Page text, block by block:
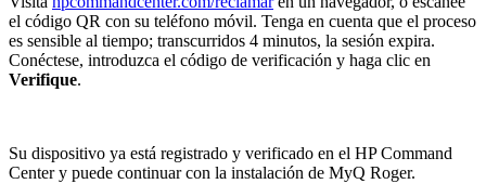
el código QR con su teléfono móvil. Tenga en cuenta que el proceso
es sensible al tiempo; transcurridos 4 minutos, la sesión expira.
Conéctese, introduzca el código de verificación y haga clic en
Verifique.
Su dispositivo ya está registrado y verificado en el HP Command
Center y puede continuar con la instalación de MyQ Roger.